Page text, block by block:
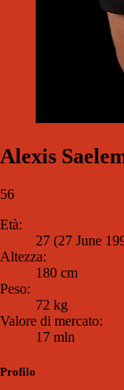
Alexis
56
Età:
27 (27 June
Altezza:
180 cm
Peso:
72 kg
Valore di mercato:
17 mln
Profilo